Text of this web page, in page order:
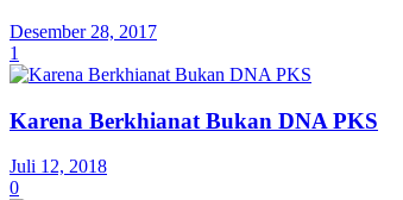
Desember 28, 2017
1
Karena Berkhianat Bukan DNA PKS
Juli 12, 2018
0